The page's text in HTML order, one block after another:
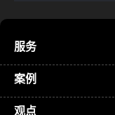
服务
案例
观点